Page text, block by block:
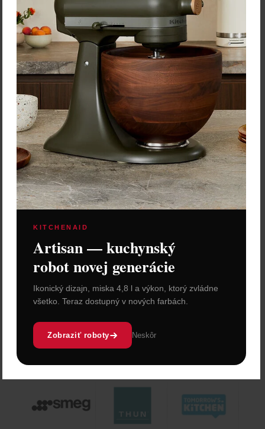
Vložiť do košíka
KITCHENAID
Artisan — kuchynský
robot novej generácie
Ikonický dizajn, miska 4,8 l a výkon, ktorý zvládne
všetko. Teraz dostupný v nových farbách.
Zobraziť roboty Neskôr